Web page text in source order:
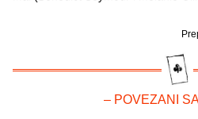
– POVEZANI